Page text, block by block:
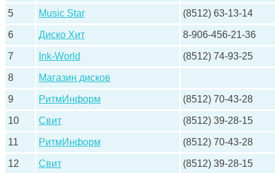
5 Music Star (8512) 63-13-14
6 Диско Хит 8-906-456-21-36
7 Ink-World (8512) 74-93-25
8 Магазин дисков
9 РитмИнформ (8512) 70-43-28
10 Свит (8512) 39-28-15
11 РитмИнформ (8512) 70-43-28
12 Свит (8512) 39-28-15